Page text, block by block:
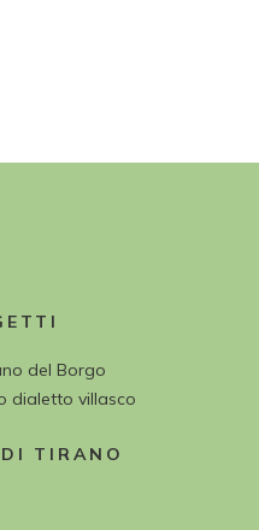
del Borgo
dialetto villasco
TIRANO